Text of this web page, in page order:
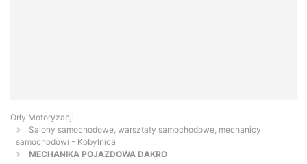
Orły Motoryzacji
Salony samochodowe, warsztaty samochodowe, mechanicy
samochodowi - Kobylnica
MECHANIKA POJAZDOWA DAKRO